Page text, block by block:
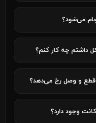
می‌شود؟
داشتم چه کار کنم؟
قطع و وصل رخ می‌دهد؟
وجود دارد؟